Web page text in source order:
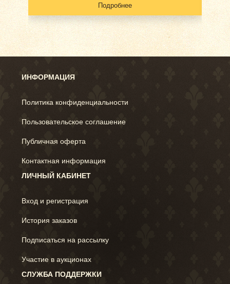
Подробнее
ИНФОРМАЦИЯ
Политика конфиденциальности
Пользовательское соглашение
Публичная оферта
Контактная информация
ЛИЧНЫЙ КАБИНЕТ
Вход и регистрация
История заказов
Подписаться на рассылку
Участие в аукционах
СЛУЖБА ПОДДЕРЖКИ